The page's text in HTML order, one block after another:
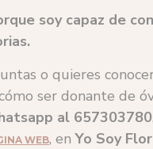
soy capaz de
o quieres
ser donante de
al 657303780
WEB, enYo Soy